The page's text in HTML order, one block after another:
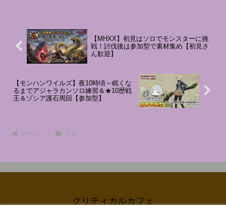
り発言だと思うコメントは辞...
【MHXX】初見はソロでモンスターに挑
戦！討伐後は参加型で素材集め【初見さ
ん歓迎】
【モンハンワイルズ】夜10時頃～眠くな
るまでアジャラカンソロ練習＆★10歴戦
王＆ゾシア護石周回【参加型】
ホーム ソロ
クリティカルカフェ